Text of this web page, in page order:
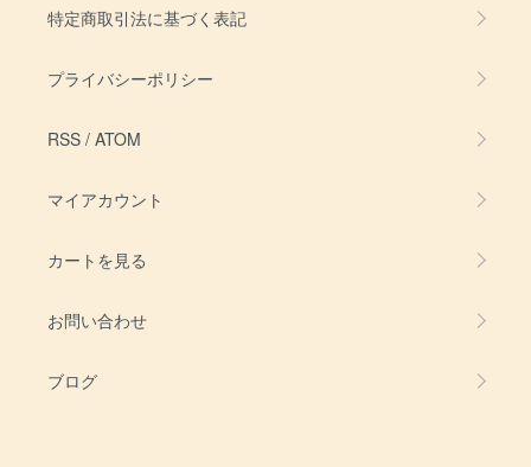
特定商取引法に基づく表記
プライバシーポリシー
RSS / ATOM
マイアカウント
カートを見る
お問い合わせ
ブログ